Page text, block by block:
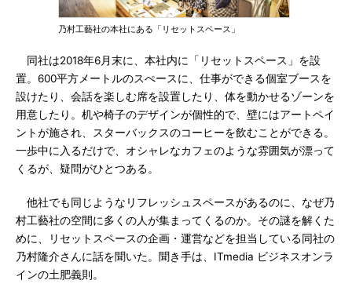
乃村工藝社の本社にある「リセットスペース」
同社は2018年6月末に、本社内に「リセットスペース」を設
置。600平方メートルのスぺースに、仕事ができる個室ブースを
設けたり、会話を楽しむ席を設置したり、体を動かせるゾーンを
用意したり。机や椅子のデザインが個性的で、壁にはアートペイ
ントが施され、スターバックスのコーヒーを飲むことができる。
一歩中に入るだけで、オシャレなカフェのような雰囲気が漂って
くるが、疑問がひとつある。
他社でも同じようなリフレッシュスペースがあるのに、なぜ乃
村工藝社の空間に多くの人が集まってくるのか。その謎を解くた
めに、リセットスペースの企画・運営などを担当している同社の
乃村隆介さんに話を聞いた。聞き手は、ITmedia ビジネスオンラ
インの土肥義則。